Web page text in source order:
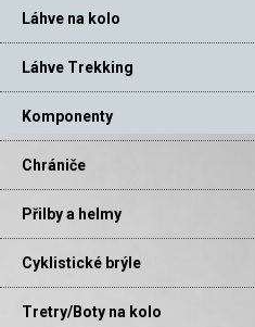
Láhve na kolo
Láhve Trekking
Komponenty
Chrániče
Přilby a helmy
Cyklistické brýle
Tretry/Boty na kolo